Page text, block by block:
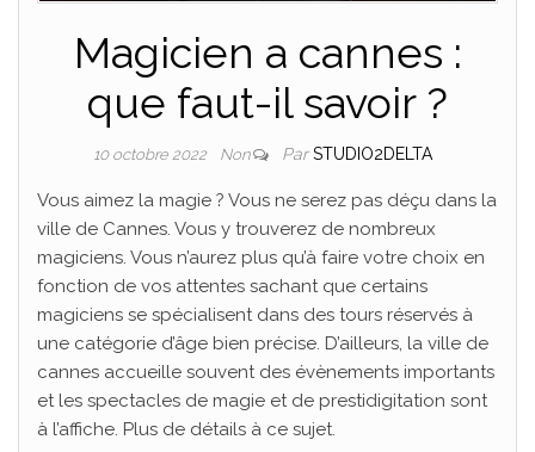
Magicien a cannes :
que faut-il savoir ?
10 octobre 2022 Non ParSTUDIO2DELTA
Vous aimez la magie ? Vous ne serez pas déçu dans la
ville de Cannes. Vous y trouverez de nombreux
magiciens. Vous n’aurez plus qu’à faire votre choix en
fonction de vos attentes sachant que certains
magiciens se spécialisent dans des tours réservés à
une catégorie d’âge bien précise. D’ailleurs, la ville de
cannes accueille souvent des évènements importants
et les spectacles de magie et de prestidigitation sont
à l’affiche. Plus de détails à ce sujet.